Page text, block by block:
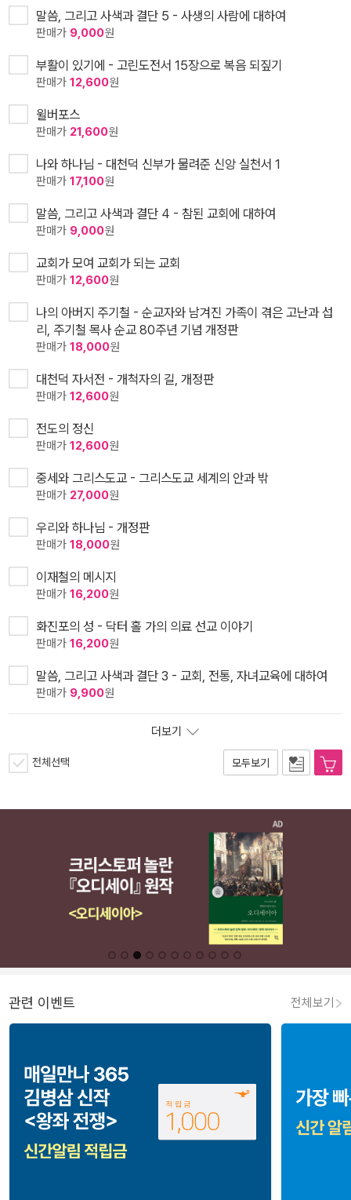
말씀, 그리고 사색과 결단 5 - 사생의 사람에 대하여
판매가 9,000원
부활이 있기에 - 고린도전서 15장으로 복음 되짚기
판매가 12,600원
윌버포스
판매가 21,600원
나와 하나님 - 대천덕 신부가 물려준 신앙 실천서 1
판매가 17,100원
말씀, 그리고 사색과 결단 4 - 참된 교회에 대하여
판매가 9,000원
교회가 모여 교회가 되는 교회
판매가 12,600원
나의 아버지 주기철 - 순교자와 남겨진 가족이 겪은 고난과 섭
리, 주기철 목사 순교 80주년 기념 개정판
판매가 18,000원
대천덕 자서전 - 개척자의 길, 개정판
판매가 12,600원
전도의 정신
판매가 12,600원
중세와 그리스도교 - 그리스도교 세계의 안과 밖
판매가 27,000원
우리와 하나님 - 개정판
판매가 18,000원
이재철의 메시지
판매가 16,200원
화진포의 성 - 닥터 홀 가의 의료 선교 이야기
판매가 16,200원
말씀, 그리고 사색과 결단 3 - 교회, 전통, 자녀교육에 대하여
판매가 9,900원
더보기
전체선택 모두보기
관련 이벤트 전체보기